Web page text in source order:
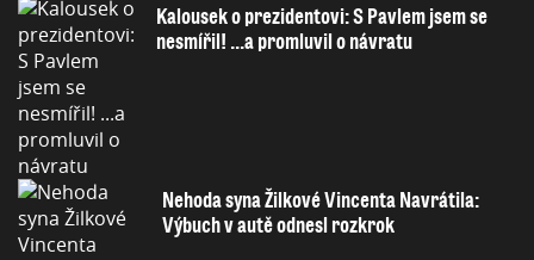
Kalousek o prezidentovi: S Pavlem jsem se
nesmířil! ...a promluvil o návratu
Nehoda syna Žilkové Vincenta Navrátila:
Výbuch v autě odnesl rozkrok